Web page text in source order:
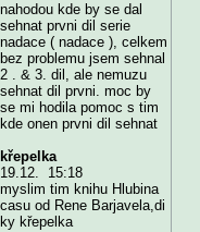
nahodou kde by se dal
sehnat prvni dil serie
nadace ( nadace ), celkem
bez problemu jsem sehnal
2 . & 3. dil, ale nemuzu
sehnat dil prvni. moc by
se mi hodila pomoc s tim
kde onen prvni dil sehnat
křepelka
19.12. 15:18
myslim tim knihu Hlubina
casu od Rene Barjavela,di
ky křepelka